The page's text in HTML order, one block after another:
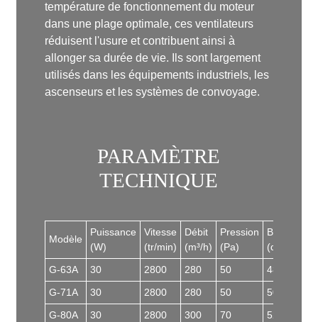
température de fonctionnement du moteur
dans une plage optimale, ces ventilateurs
réduisent l'usure et contribuent ainsi à
allonger sa durée de vie. Ils sont largement
utilisés dans les équipements industriels, les
ascenseurs et les systèmes de convoyage.
PARAMÈTRE
TECHNIQUE
Modèle
Puissance
(W)
Vitesse
(tr/min)
Débit
(m³/h)
Pression
(Pa)
Bruit
(dB)
G-63A
30 2800 280 50
48
G-71A
30 2800 280 50
50
G-80A
30 2800 300 70
52